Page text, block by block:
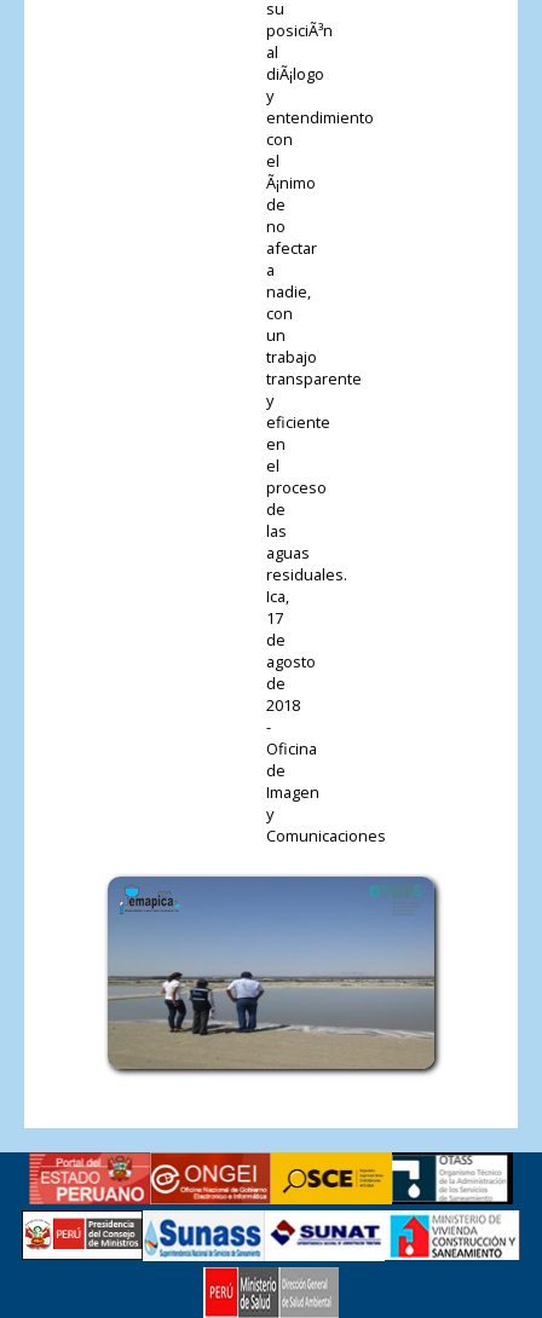
su
posiciÃ³n
al
diÃ¡logo
y
entendimiento
con
el
Ã¡nimo
de
no
afectar
a
nadie,
con
un
trabajo
transparente
y
eficiente
en
el
proceso
de
las
aguas
residuales.
Ica,
17
de
agosto
de
2018
-
Oficina
de
Imagen
y
Comunicaciones